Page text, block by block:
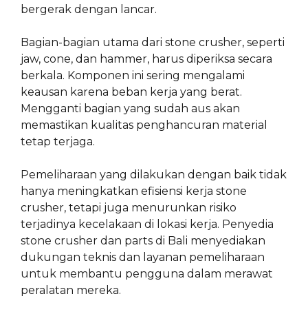
bergerak dengan lancar.
Bagian-bagian utama dari stone crusher, seperti
jaw, cone, dan hammer, harus diperiksa secara
berkala. Komponen ini sering mengalami
keausan karena beban kerja yang berat.
Mengganti bagian yang sudah aus akan
memastikan kualitas penghancuran material
tetap terjaga.
Pemeliharaan yang dilakukan dengan baik tidak
hanya meningkatkan efisiensi kerja stone
crusher, tetapi juga menurunkan risiko
terjadinya kecelakaan di lokasi kerja. Penyedia
stone crusher dan parts di Bali menyediakan
dukungan teknis dan layanan pemeliharaan
untuk membantu pengguna dalam merawat
peralatan mereka.